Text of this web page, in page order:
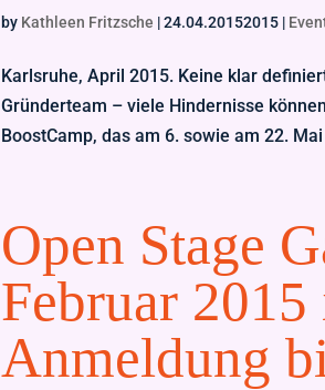
by Kathleen Fritzsche |24.04.20152015 |
Karlsruhe, April 2015. Keine klar
Gründerteam – viele Hindernisse
BoostCamp, das am 6. sowie am 22.
Open Stage
Februar
Anmeldung